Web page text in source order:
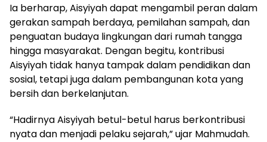
Ia berharap, Aisyiyah dapat mengambil peran dalam
gerakan sampah berdaya, pemilahan sampah, dan
penguatan budaya lingkungan dari rumah tangga
hingga masyarakat. Dengan begitu, kontribusi
Aisyiyah tidak hanya tampak dalam pendidikan dan
sosial, tetapi juga dalam pembangunan kota yang
bersih dan berkelanjutan.
“Hadirnya Aisyiyah betul-betul harus berkontribusi
nyata dan menjadi pelaku sejarah,” ujar Mahmudah.